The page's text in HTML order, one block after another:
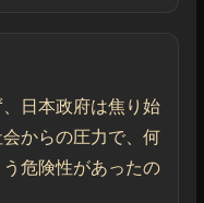
日本政府は焦り始
からの圧力で、何
危険性があったの